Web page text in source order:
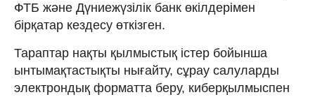
ФТБ және Дүниежүзілік банк өкілдерімен
бірқатар кездесу өткізген.
Тараптар нақты қылмыстық істер бойынша
ынтымақтастықты нығайту, сұрау салуларды
электрондық форматта беру, киберқылмыспен